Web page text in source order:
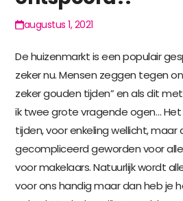
augustus 1, 2021
De huizenmarkt is een populair
zeker nu. Mensen zeggen tegen
zeker gouden tijden” en als dit
ik twee grote vragende ogen…
tijden, voor enkeling wellicht, maar
gecompliceerd geworden voor
voor makelaars. Natuurlijk wordt
voor ons handig maar dan heb je